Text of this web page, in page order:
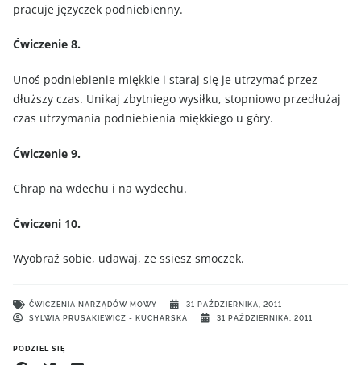
pracuje języczek podniebienny.
Ćwiczenie 8.
Unoś podniebienie miękkie i staraj się je utrzymać przez
dłuższy czas. Unikaj zbytniego wysiłku, stopniowo przedłużaj
czas utrzymania podniebienia miękkiego u góry.
Ćwiczenie 9.
Chrap na wdechu i na wydechu.
Ćwiczeni 10.
Wyobraź sobie, udawaj, że ssiesz smoczek.
ĆWICZENIA NARZĄDÓW MOWY
31 PAŹDZIERNIKA, 2011
SYLWIA PRUSAKIEWICZ - KUCHARSKA
31 PAŹDZIERNIKA, 2011
PODZIEL SIĘ